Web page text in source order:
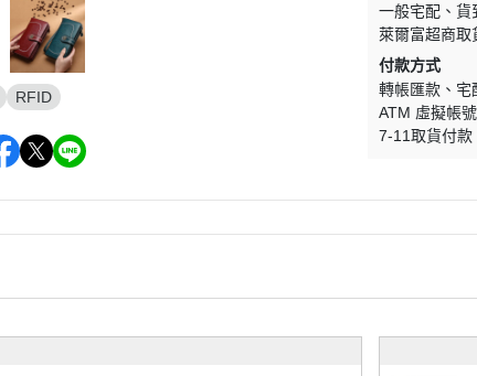
RFID
一般宅配
貨
萊爾富超商取
付款方式
轉帳匯款
宅
ATM 虛擬帳號
7-11取貨付款